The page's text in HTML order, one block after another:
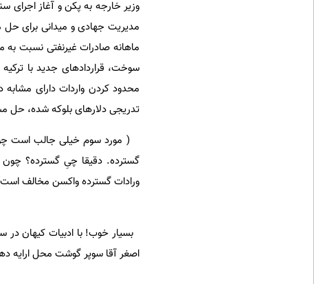
مدیریت جهادی و میدانی برای
ماهانه صادرات غیرنفتی نسبت
سوخت، قراردادهای جدید با
محدود کردن واردات دارای
تدریجی دلارهای بلوکه شده،
( مورد سوم خیلی جالب است
گسترده. دقیقا چیِ گسترده؟
ورادات گسترده واکسن مخالف
اصغر آقا سوپر گوشت محل ارایه